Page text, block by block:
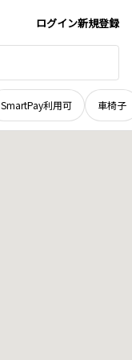
ログイン新規登録
SmartPay利用可 車椅子